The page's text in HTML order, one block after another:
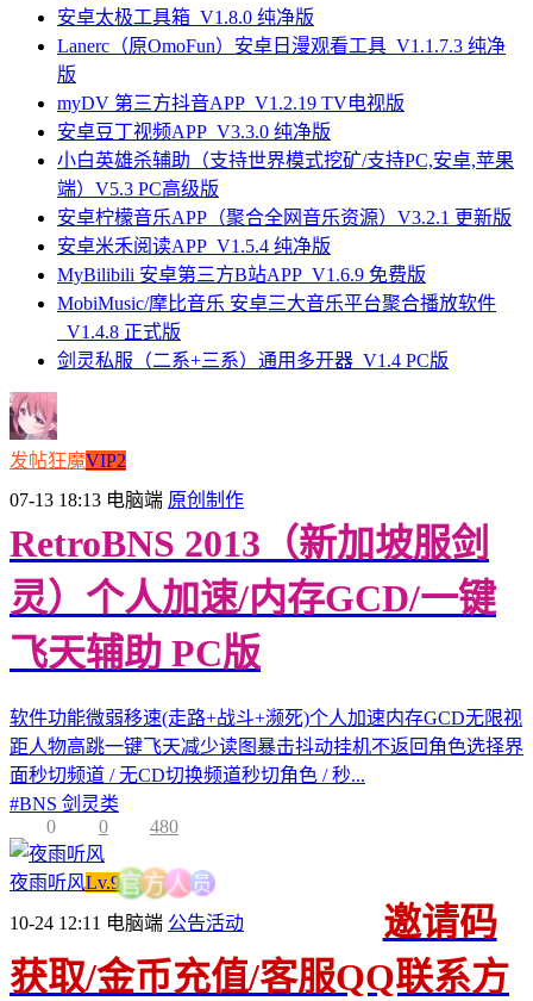
安卓太极工具箱_V1.8.0 纯净版
Lanerc（原OmoFun）安卓日漫观看工具_V1.1.7.3 纯净
版
myDV 第三方抖音APP_V1.2.19 TV电视版
安卓豆丁视频APP_V3.3.0 纯净版
小白英雄杀辅助（支持世界模式挖矿/支持PC,安卓,苹果
端）V5.3 PC高级版
安卓柠檬音乐APP（聚合全网音乐资源）V3.2.1 更新版
安卓米禾阅读APP_V1.5.4 纯净版
MyBilibili 安卓第三方B站APP_V1.6.9 免费版
MobiMusic/摩比音乐 安卓三大音乐平台聚合播放软件
_V1.4.8 正式版
剑灵私服（二系+三系）通用多开器_V1.4 PC版
发帖狂魔VIP2
07-13 18:13 电脑端 原创制作
RetroBNS 2013（新加坡服剑
灵）个人加速/内存GCD/一键
飞天辅助 PC版
软件功能微弱移速(走路+战斗+濒死)个人加速内存GCD无限视
距人物高跳一键飞天减少读图暴击抖动挂机不返回角色选择界
面秒切频道 / 无CD切换频道秒切角色 / 秒...
#BNS 剑灵类
0
0 480
夜雨听风Lv.9官 方 人员
10-24 12:11 电脑端 公告活动
邀请码
获取/金币充值/客服QQ联系方